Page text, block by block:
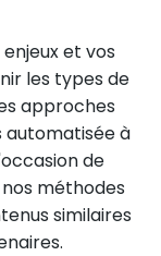
et vos
les types de
approches
à
de
méthodes
similaires